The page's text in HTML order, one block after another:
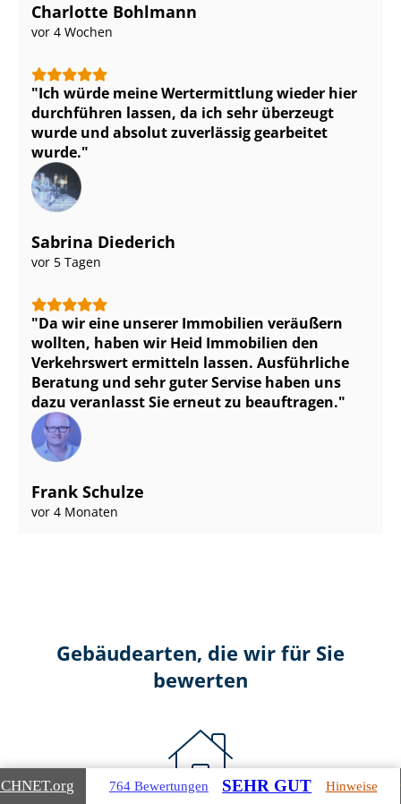
Charlotte Bohlmann
vor 4 Wochen
Ich würde meine Wertermittlung wieder hier
durchführen lassen, da ich sehr überzeugt
wurde und absolut zuverlässig gearbeitet
wurde.
Sabrina Diederich
vor 5 Tagen
Da wir eine unserer Immobilien veräußern
wollten, haben wir Heid Immobilien den
Verkehrswert ermitteln lassen. Ausführliche
Beratung und sehr guter Servise haben uns
dazu veranlasst Sie erneut zu beauftragen.
Frank Schulze
vor 4 Monaten
Gebäudearten, die wir für Sie
bewerten
.org 764 Bewertungen SEHR GUT Hinweise